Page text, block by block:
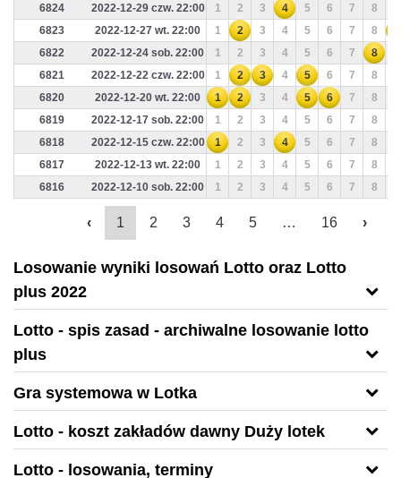
6824
2022-12-29 czw. 22:00 1 2 3 4 5 6 7 8
6823
2022-12-27 wt. 22:00 1 2 3 4 5 6 7 8
6822
2022-12-24 sob. 22:00 1 2 3 4 5 6 7 8
6821
2022-12-22 czw. 22:00 1 2 3 4 5 6 7 8
6820
2022-12-20 wt. 22:00 1 2 3 4 5 6 7 8
6819
2022-12-17 sob. 22:00 1 2 3 4 5 6 7 8
6818
2022-12-15 czw. 22:00 1 2 3 4 5 6 7 8
6817
2022-12-13 wt. 22:00 1 2 3 4 5 6 7 8
6816
2022-12-10 sob. 22:00 1 2 3 4 5 6 7 8
‹ 1 2 3 4 5 … 16 ›
Losowanie wyniki losowań Lotto oraz Lotto
plus 2022
Lotto - spis zasad - archiwalne losowanie lotto
plus
Gra systemowa w Lotka
Lotto - koszt zakładów dawny Duży lotek
Lotto - losowania, terminy